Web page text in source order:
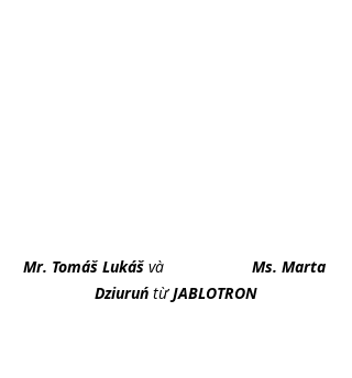
Mr. Tomáš Lukáš và Ms. Marta
Dziuruń từ JABLOTRON